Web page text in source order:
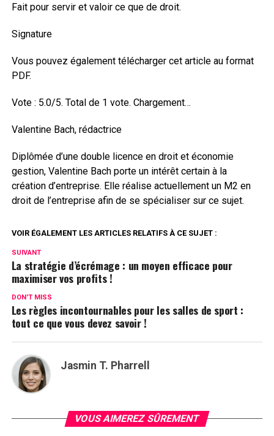
Fait pour servir et valoir ce que de droit.
Signature
Vous pouvez également télécharger cet article au format
PDF.
Vote : 5.0/5. Total de 1 vote. Chargement…
Valentine Bach, rédactrice
Diplômée d’une double licence en droit et économie
gestion, Valentine Bach porte un intérêt certain à la
création d’entreprise. Elle réalise actuellement un M2 en
droit de l’entreprise afin de se spécialiser sur ce sujet.
VOIR ÉGALEMENT LES ARTICLES RELATIFS À CE SUJET :
SUIVANT
La stratégie d’écrémage : un moyen efficace pour
maximiser vos profits !
DON'T MISS
Les règles incontournables pour les salles de sport :
tout ce que vous devez savoir !
Jasmin T. Pharrell
VOUS AIMEREZ SÛREMENT